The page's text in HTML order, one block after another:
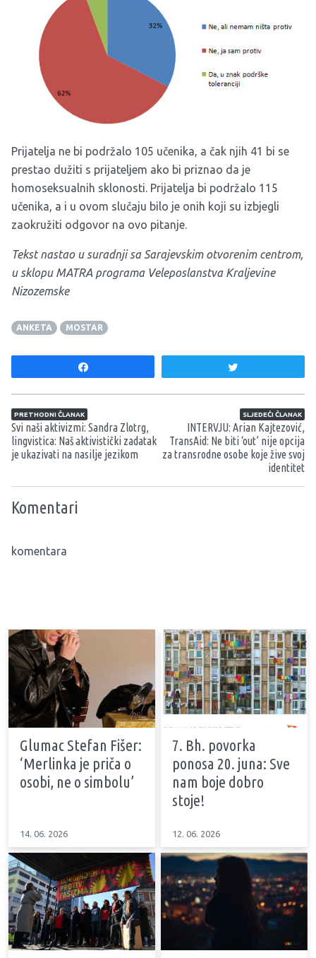
Prijatelja ne bi podržalo 105 učenika, a čak njih 41 bi se
prestao dužiti s prijateljem ako bi priznao da je
homoseksualnih sklonosti. Prijatelja bi podržalo 115
učenika, a i u ovom slučaju bilo je onih koji su izbjegli
zaokružiti odgovor na ovo pitanje.
Tekst nastao u suradnji sa Sarajevskim otvorenim centrom,
u sklopu MATRA programa Veleposlanstva Kraljevine
Nizozemske
ANKETA MOSTAR
Navigacija članaka
PRETHODNI ČLANAK
Svi naši aktivizmi: Sandra Zlotrg,
lingvistica: Naš aktivistički zadatak
je ukazivati na nasilje jezikom
SLJEDEĆI ČLANAK
INTERVJU: Arian Kajtezović,
TransAid: Ne biti ‘out’ nije opcija
za transrodne osobe koje žive svoj
identitet
Komentari
komentara
Glumac Stefan Fišer:
‘Merlinka je priča o
osobi, ne o simbolu’
14. 06. 2026
7. Bh. povorka
ponosa 20. juna: Sve
nam boje dobro
stoje!
12. 06. 2026